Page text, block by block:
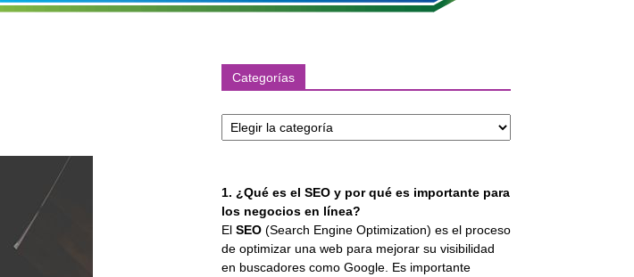
Categorías
1. ¿Qué es el SEO y por qué es importante para
los negocios en línea?
El SEO (Search Engine Optimization) es el proceso
de optimizar una web para mejorar su visibilidad
en buscadores como Google. Es importante